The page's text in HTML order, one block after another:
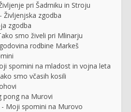
pri Šadrniku in Stroju
Življenjska zgodba
zgodba
smo živeli pri Mlinarju
rodbine Markeš
spomini na mladost in vojna leta
smo včasih kosili
pong na Murovi
Moji spomini na Murovo